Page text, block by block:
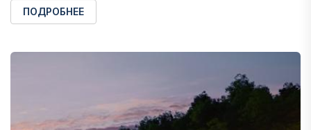
ПОДРОБНЕЕ